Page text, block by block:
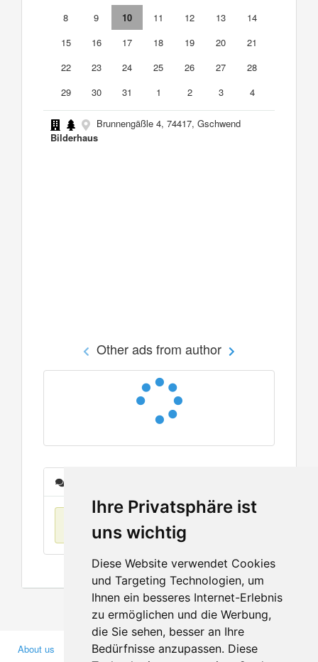
Ihre Privatsphäre ist
uns wichtig
Diese Website verwendet Cookies
und Targeting Technologien, um
Ihnen ein besseres Internet-Erlebnis
zu ermöglichen und die Werbung,
die Sie sehen, besser an Ihre
Bedürfnisse anzupassen. Diese
8
9 10 11 12 13
14
15
16 17 18 19 20
21
22
23 24 25 26 27
28
29
30 31 1 2 3 4
Brunnengäßle 4, 74417, Gschwend
Bilderhaus
Other ads from author
No items found
About us Business Partners